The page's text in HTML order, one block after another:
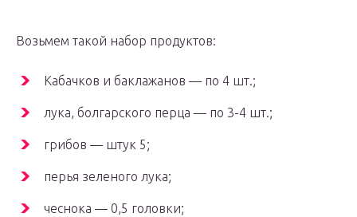
Возьмем такой набор продуктов:
Кабачков и баклажанов — по 4 шт.;
лука, болгарского перца — по 3-4 шт.;
грибов — штук 5;
перья зеленого лука;
чеснока — 0,5 головки;